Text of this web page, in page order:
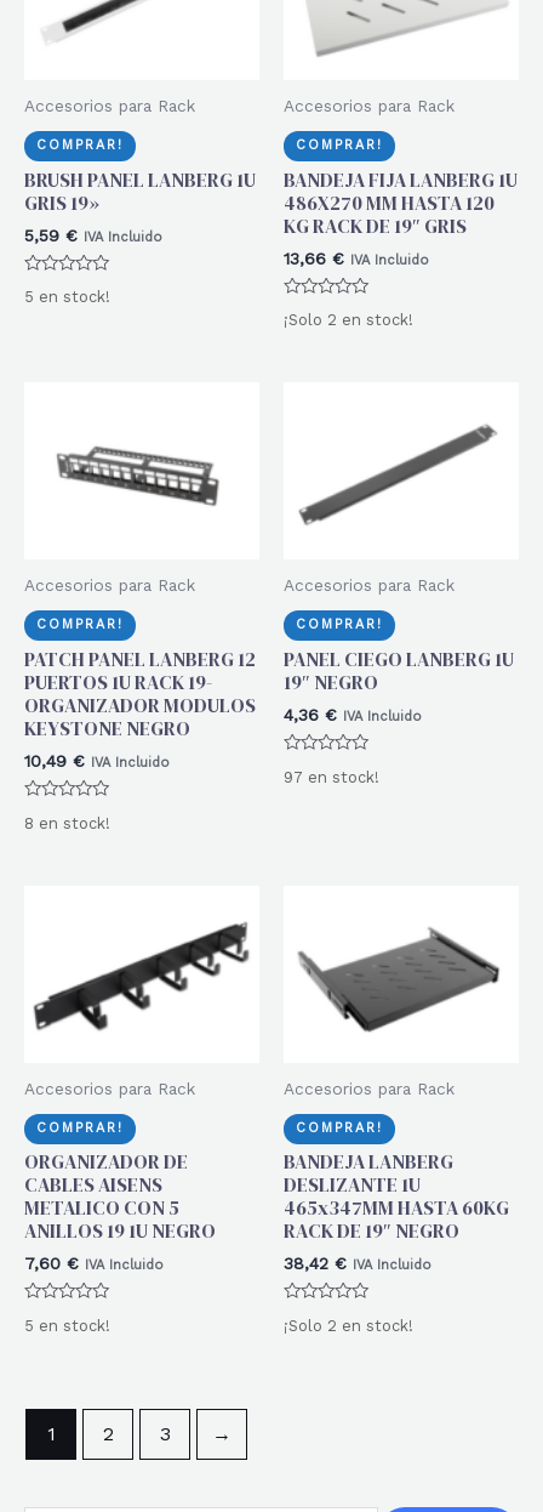
Accesorios para Rack
COMPRAR!
BRUSH PANEL LANBERG 1U
GRIS 19»
5,59 € IVA Incluido
con
5 en stock!
Accesorios para Rack
COMPRAR!
BANDEJA FIJA LANBERG 1U
486X270 MM HASTA 120
KG RACK DE 19″ GRIS
13,66 € IVA Incluido
Valorado
con
¡Solo 2 en stock!
Accesorios para Rack
COMPRAR!
PATCH PANEL LANBERG 12
PUERTOS 1U RACK 19-
ORGANIZADOR MODULOS
KEYSTONE NEGRO
10,49 € IVA Incluido
con
8 en stock!
Accesorios para Rack
COMPRAR!
PANEL CIEGO LANBERG 1U
19″ NEGRO
4,36 € IVA Incluido
con
97 en stock!
Accesorios para Rack
COMPRAR!
ORGANIZADOR DE
CABLES AISENS
METALICO CON 5
ANILLOS 19 1U NEGRO
7,60 € IVA Incluido
con
5 en stock!
Accesorios para Rack
COMPRAR!
BANDEJA LANBERG
DESLIZANTE 1U
465x347MM HASTA 60KG
RACK DE 19″ NEGRO
38,42 € IVA Incluido
Valorado
con
¡Solo 2 en stock!
1 2 3 →